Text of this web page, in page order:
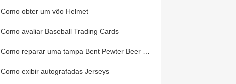
Como obter um vôo Helmet
Como avaliar Baseball Trading Cards
Como reparar uma tampa Bent Pewter Beer …
Como exibir autografadas Jerseys